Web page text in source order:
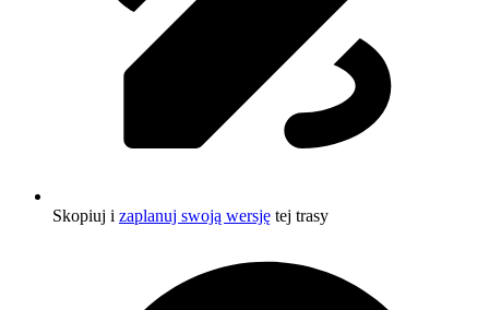
Skopiuj i zaplanuj swoją wersję tej trasy